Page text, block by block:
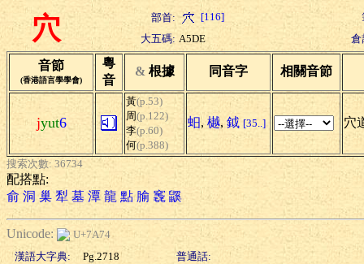
穴 部首: [116]
大五碼: A5DE 倉
音節
(香港語言學學會)
粵
音
& 根據 同音字 相關音節
jyut6
黃(p.53)
周(p.122)
李(p.60)
何(p.388)
蚎, 樾, 鉞 [35..] 穴
搜索次數: 36734
配搭點:
俞 洞 巢 犁 墓 潭 龍 點 腧 竁 鼷
Unicode:
U+7A74
漢語大字典:
Pg.2718 普通話: